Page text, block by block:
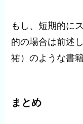
もし、短期的に
的の場合は前述
祐）のような書
まとめ